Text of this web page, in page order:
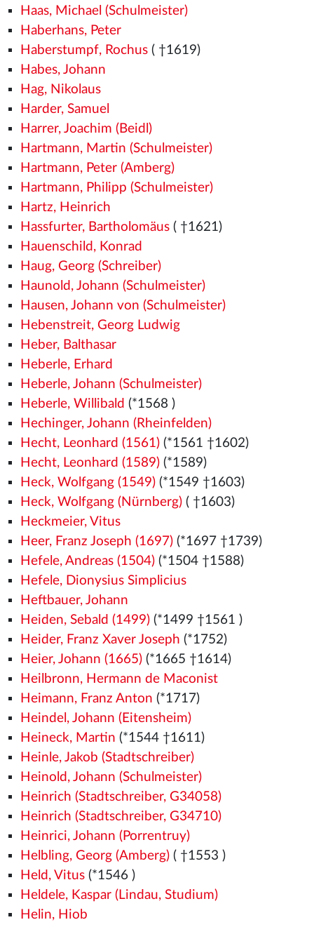
Haas, Michael (Schulmeister)
Haberhans, Peter
Haberstumpf, Rochus( †1619)
Habes, Johann
Hag, Nikolaus
Harder, Samuel
Harrer, Joachim (Beidl)
Hartmann, Martin (Schulmeister)
Hartmann, Peter (Amberg)
Hartmann, Philipp (Schulmeister)
Hartz, Heinrich
Hassfurter, Bartholomäus( †1621)
Hauenschild, Konrad
Haug, Georg (Schreiber)
Haunold, Johann (Schulmeister)
Hausen, Johann von (Schulmeister)
Hebenstreit, Georg Ludwig
Heber, Balthasar
Heberle, Erhard
Heberle, Johann (Schulmeister)
Heberle, Willibald (*1568 )
Hechinger, Johann (Rheinfelden)
Hecht, Leonhard (1561)(*1561 †1602)
Hecht, Leonhard (1589)(*1589)
Heck, Wolfgang (1549)(*1549 †1603)
Heck, Wolfgang (Nürnberg)( †1603)
Heckmeier, Vitus
Heer, Franz Joseph (1697)(*1697 †1739)
Hefele, Andreas (1504)(*1504 †1588)
Hefele, Dionysius Simplicius
Heftbauer, Johann
Heiden, Sebald (1499)(*1499 †1561 )
Heider, Franz Xaver Joseph (*1752)
Heier, Johann (1665)(*1665 †1614)
Heilbronn, Hermann de Maconist
Heimann, Franz Anton (*1717)
Heindel, Johann (Eitensheim)
Heineck, Martin (*1544 †1611)
Heinle, Jakob (Stadtschreiber)
Heinold, Johann (Schulmeister)
Heinrich (Stadtschreiber, G34058)
Heinrich (Stadtschreiber, G34710)
Heinrici, Johann (Porrentruy)
Helbling, Georg (Amberg)( †1553 )
Held, Vitus(*1546 )
Heldele, Kaspar (Lindau, Studium)
Helin, Hiob